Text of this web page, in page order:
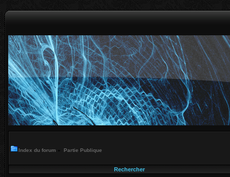
Index du forum » Partie Publique
Rechercher